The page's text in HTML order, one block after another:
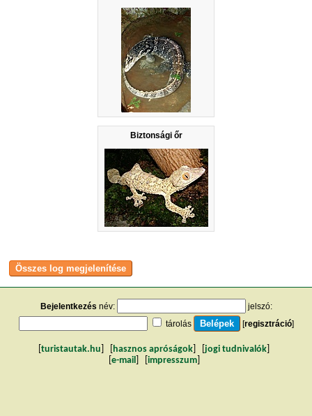
Biztonsági őr
Bejelentkezés név:
jelszó:
tárolás
[regisztráció]
turistautak.hu hasznos apróságok jogi tudnivalók
e-mail impresszum]